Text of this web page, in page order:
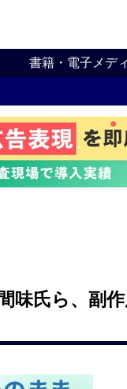
書籍・電子メデ
味氏ら、副